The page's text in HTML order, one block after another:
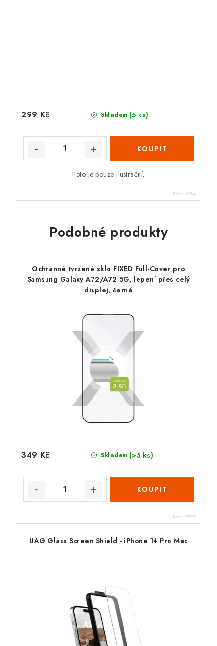
Skladem (5 ks)
299 Kč
Foto je pouze ilustrační.
Kód: 6384
Podobné produkty
Ochranné tvrzené sklo FIXED Full-Cover pro
Samsung Galaxy A72/A72 5G, lepení přes celý
displej, černé
Skladem (>5 ks)
349 Kč
Kód: 7872
UAG Glass Screen Shield - iPhone 14 Pro Max